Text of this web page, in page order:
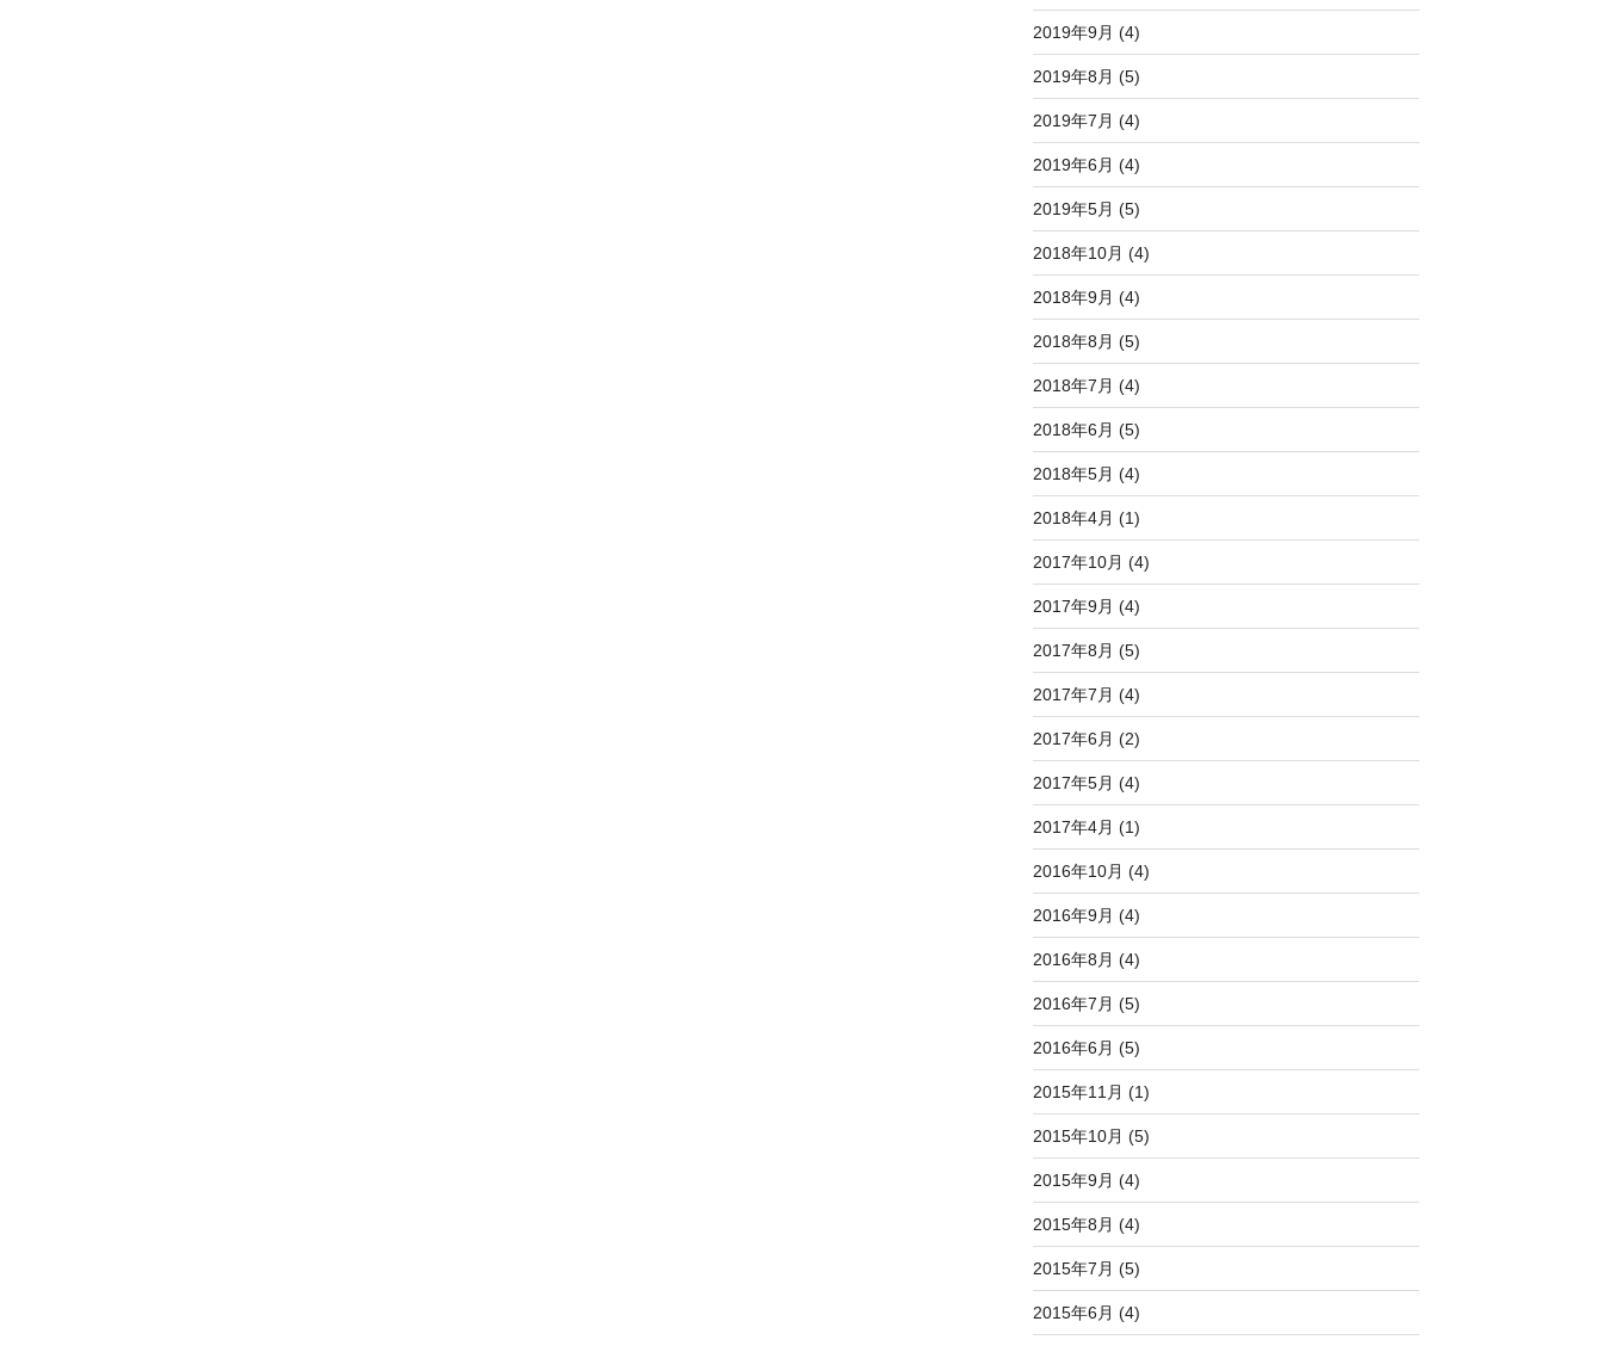
2019年9月 (4)
2019年8月 (5)
2019年7月 (4)
2019年6月 (4)
2019年5月 (5)
2018年10月 (4)
2018年9月 (4)
2018年8月 (5)
2018年7月 (4)
2018年6月 (5)
2018年5月 (4)
2018年4月 (1)
2017年10月 (4)
2017年9月 (4)
2017年8月 (5)
2017年7月 (4)
2017年6月 (2)
2017年5月 (4)
2017年4月 (1)
2016年10月 (4)
2016年9月 (4)
2016年8月 (4)
2016年7月 (5)
2016年6月 (5)
2015年11月 (1)
2015年10月 (5)
2015年9月 (4)
2015年8月 (4)
2015年7月 (5)
2015年6月 (4)